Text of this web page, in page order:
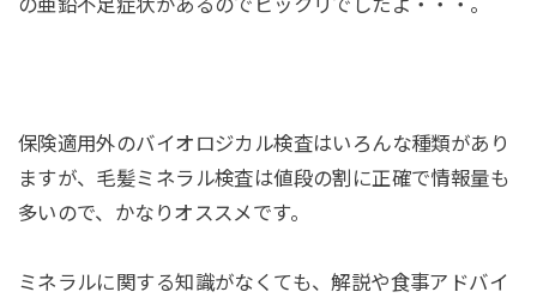
の亜鉛不足症状があるのでビックリでしたよ・・・。
保険適用外のバイオロジカル検査はいろんな種類があり
ますが、毛髪ミネラル検査は値段の割に正確で情報量も
多いので、かなりオススメです。
ミネラルに関する知識がなくても、解説や食事アドバイ